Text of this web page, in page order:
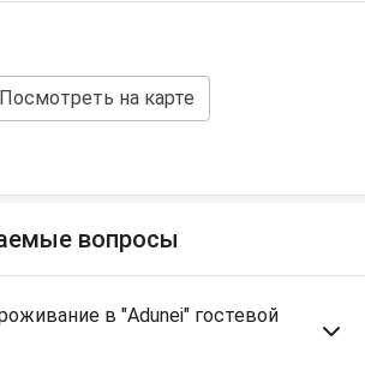
Посмотреть на карте
вопросы
в "Adunei" гостевой